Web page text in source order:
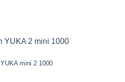
mini 2 1000